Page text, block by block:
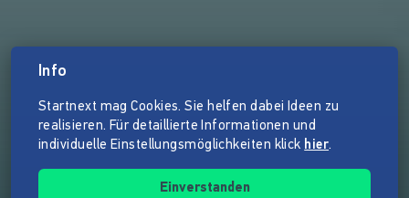
Info
Startnext mag Cookies. Sie helfen dabei Ideen zu
realisieren. Für detaillierte Informationen und
individuelle Einstellungsmöglichkeiten klick hier.
Einverstanden